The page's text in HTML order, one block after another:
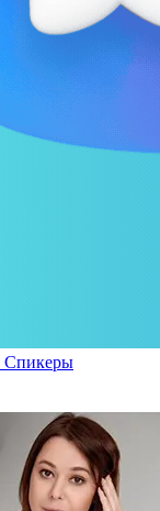
Спикеры